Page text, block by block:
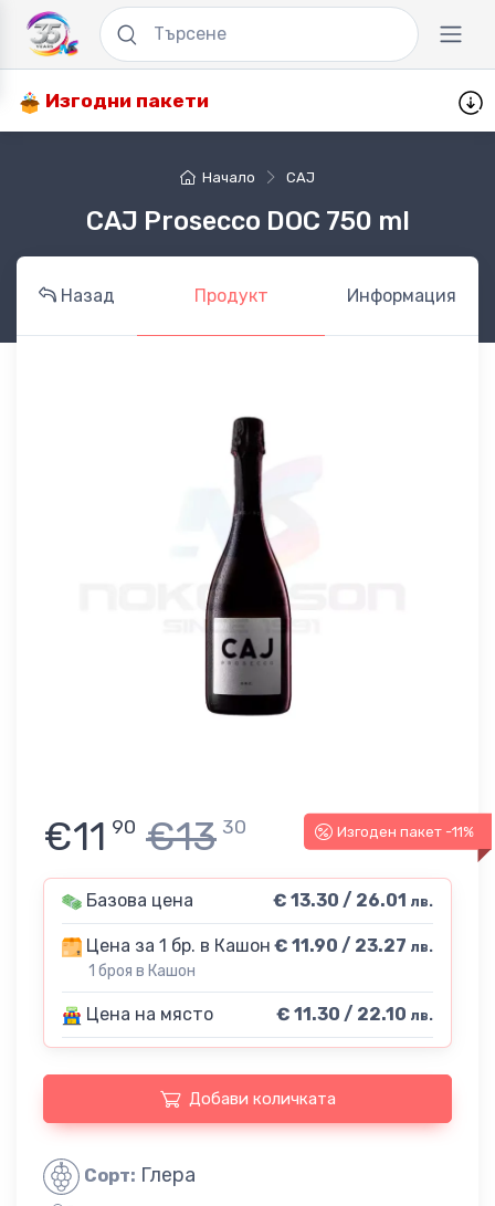
Изгодни пакети
Начало CAJ
CAJ Prosecco DOC 750 ml
Назад Продукт Информация
Изгоден пакет -11%
€11 90 €13 30
Базова цена € 13.30 / 26.01 лв.
Цена за 1 бр. в Кашон
1 броя в Кашон
€ 11.90 / 23.27 лв.
Цена на място € 11.30 / 22.10 лв.
Добави количката
Сорт: Глера